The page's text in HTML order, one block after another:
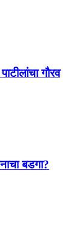
गौरव
बडगा?